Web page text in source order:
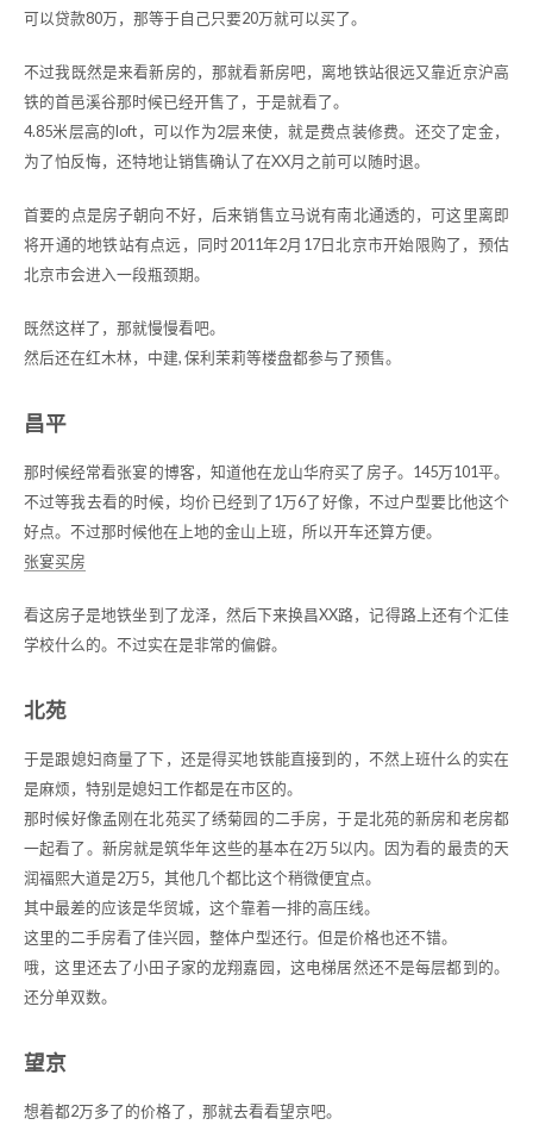
可以贷款80万，那等于自己只要20万就可以买了。
不过我既然是来看新房的，那就看新房吧，离地铁站很远又靠近京沪高
铁的首邑溪谷那时候已经开售了，于是就看了。
4.85米层高的loft，可以作为2层来使，就是费点装修费。还交了定金，
为了怕反悔，还特地让销售确认了在XX月之前可以随时退。
首要的点是房子朝向不好，后来销售立马说有南北通透的，可这里离即
将开通的地铁站有点远，同时2011年2月17日北京市开始限购了，预估
北京市会进入一段瓶颈期。
既然这样了，那就慢慢看吧。
然后还在红木林，中建, 保利茉莉等楼盘都参与了预售。
昌平
那时候经常看张宴的博客，知道他在龙山华府买了房子。145万101平。
不过等我去看的时候，均价已经到了1万6了好像，不过户型要比他这个
好点。不过那时候他在上地的金山上班，所以开车还算方便。
张宴买房
看这房子是地铁坐到了龙泽，然后下来换昌XX路，记得路上还有个汇佳
学校什么的。不过实在是非常的偏僻。
北苑
于是跟媳妇商量了下，还是得买地铁能直接到的，不然上班什么的实在
是麻烦，特别是媳妇工作都是在市区的。
那时候好像孟刚在北苑买了绣菊园的二手房，于是北苑的新房和老房都
一起看了。新房就是筑华年这些的基本在2万5以内。因为看的最贵的天
润福熙大道是2万5，其他几个都比这个稍微便宜点。
其中最差的应该是华贸城，这个靠着一排的高压线。
这里的二手房看了佳兴园，整体户型还行。但是价格也还不错。
哦，这里还去了小田子家的龙翔嘉园，这电梯居然还不是每层都到的。
还分单双数。
望京
想着都2万多了的价格了，那就去看看望京吧。